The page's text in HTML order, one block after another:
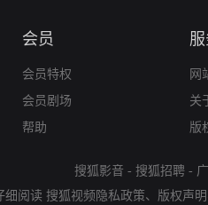
会员
会员特权
会员剧场
帮助
网
关
版
搜狐影音 - 搜狐招聘 -
细阅读 搜狐视频隐私政策、 版权声明